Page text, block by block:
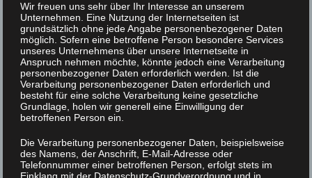
XLAB STIFTUNG
UNCATEGORIZED / 9. FEBRUAR 2023
Science Festival 2010
Wir freuen uns sehr über Ihr Interesse an unserem
Unternehmen. Eine Nutzung der Internetseiten ist
grundsätzlich ohne jede Angabe personenbezogener Daten
möglich. Sofern eine betroffene Person besondere Services
unseres Unternehmens über unsere Internetseite in
Anspruch nehmen möchte, könnte jedoch eine Verarbeitung
personenbezogener Daten erforderlich werden. Ist die
Verarbeitung personenbezogener Daten erforderlich und
besteht für eine solche Verarbeitung keine gesetzliche
Grundlage, holen wir generell eine Einwilligung der
betroffenen Person ein.
Die Verarbeitung personenbezogener Daten, beispielsweise
des Namens, der Anschrift, E-Mail-Adresse oder
Telefonnummer einer betroffenen Person, erfolgt stets im